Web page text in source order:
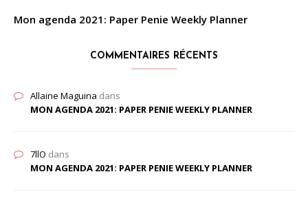
Mon agenda 2021: Paper Penie Weekly Planner
COMMENTAIRES RÉCENTS
Allaine Maguina dans
MON AGENDA 2021: PAPER PENIE WEEKLY PLANNER
7llO dans
MON AGENDA 2021: PAPER PENIE WEEKLY PLANNER